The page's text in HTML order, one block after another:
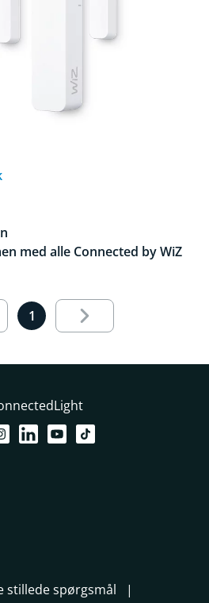
med alle Connected by WiZ
Side 1 ud af 1 indlæst
1
stillede spørgsmål